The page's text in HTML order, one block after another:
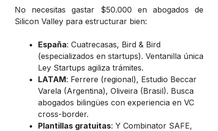
No necesitas gastar $50.000 en abogados de
Silicon Valley para estructurar bien:
España: Cuatrecasas, Bird & Bird
(especializados en startups). Ventanilla única
Ley Startups agiliza trámites.
LATAM: Ferrere (regional), Estudio Beccar
Varela (Argentina), Oliveira (Brasil). Busca
abogados bilingües con experiencia en VC
cross-border.
Plantillas gratuitas: Y Combinator SAFE,